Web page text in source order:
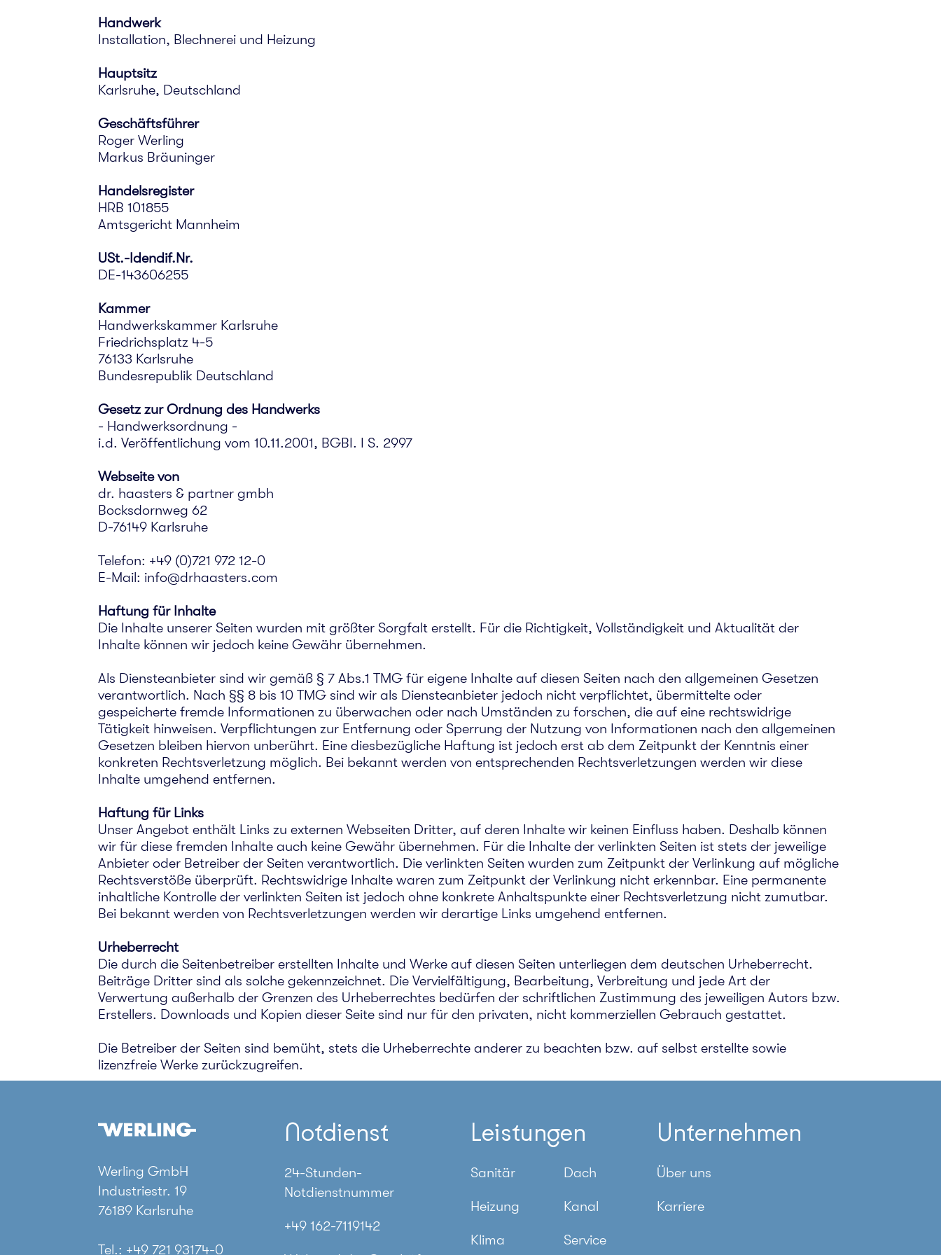
Handwerk
Installation, Blechnerei und Heizung
Hauptsitz
Karlsruhe, Deutschland
Geschäftsführer
Roger Werling
Markus Bräuninger
Handelsregister
HRB 101855
Amtsgericht Mannheim
USt.-Idendif.Nr.
DE-143606255
Kammer
Handwerkskammer Karlsruhe
Friedrichsplatz 4-5
76133 Karlsruhe
Bundesrepublik Deutschland
Gesetz zur Ordnung des Handwerks
- Handwerksordnung -
i.d. Veröffentlichung vom 10.11.2001, BGBI. I S. 2997
Webseite von
dr. haasters & partner gmbh
Bocksdornweg 62
D-76149 Karlsruhe
Telefon: +49 (0)721 972 12-0
E-Mail: info@drhaasters.com
Haftung für Inhalte
Die Inhalte unserer Seiten wurden mit größter Sorgfalt erstellt. Für die Richtigkeit, Vollständigkeit und Aktualität der
Inhalte können wir jedoch keine Gewähr übernehmen.
Als Diensteanbieter sind wir gemäß § 7 Abs.1 TMG für eigene Inhalte auf diesen Seiten nach den allgemeinen Gesetzen
verantwortlich. Nach §§ 8 bis 10 TMG sind wir als Diensteanbieter jedoch nicht verpflichtet, übermittelte oder
gespeicherte fremde Informationen zu überwachen oder nach Umständen zu forschen, die auf eine rechtswidrige
Tätigkeit hinweisen. Verpflichtungen zur Entfernung oder Sperrung der Nutzung von Informationen nach den allgemeinen
Gesetzen bleiben hiervon unberührt. Eine diesbezügliche Haftung ist jedoch erst ab dem Zeitpunkt der Kenntnis einer
konkreten Rechtsverletzung möglich. Bei bekannt werden von entsprechenden Rechtsverletzungen werden wir diese
Inhalte umgehend entfernen.
Haftung für Links
Unser Angebot enthält Links zu externen Webseiten Dritter, auf deren Inhalte wir keinen Einfluss haben. Deshalb können
wir für diese fremden Inhalte auch keine Gewähr übernehmen. Für die Inhalte der verlinkten Seiten ist stets der jeweilige
Anbieter oder Betreiber der Seiten verantwortlich. Die verlinkten Seiten wurden zum Zeitpunkt der Verlinkung auf mögliche
Rechtsverstöße überprüft. Rechtswidrige Inhalte waren zum Zeitpunkt der Verlinkung nicht erkennbar. Eine permanente
inhaltliche Kontrolle der verlinkten Seiten ist jedoch ohne konkrete Anhaltspunkte einer Rechtsverletzung nicht zumutbar.
Bei bekannt werden von Rechtsverletzungen werden wir derartige Links umgehend entfernen.
Urheberrecht
Die durch die Seitenbetreiber erstellten Inhalte und Werke auf diesen Seiten unterliegen dem deutschen Urheberrecht.
Beiträge Dritter sind als solche gekennzeichnet. Die Vervielfältigung, Bearbeitung, Verbreitung und jede Art der
Verwertung außerhalb der Grenzen des Urheberrechtes bedürfen der schriftlichen Zustimmung des jeweiligen Autors bzw.
Erstellers. Downloads und Kopien dieser Seite sind nur für den privaten, nicht kommerziellen Gebrauch gestattet.
Die Betreiber der Seiten sind bemüht, stets die Urheberrechte anderer zu beachten bzw. auf selbst erstellte sowie
lizenzfreie Werke zurückzugreifen.
Werling GmbH
Industriestr. 19
76189 Karlsruhe
Tel.: +49 721 93174-0
Notdienst
24-Stunden-
Notdienstnummer
+49 162-7119142
Leistungen
Sanitär
Heizung
Klima
Dach
Kanal
Service
Unternehmen
Über uns
Karriere